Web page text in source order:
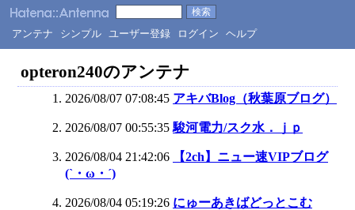
アンテナ シンプル ユーザー登録 ログイン ヘルプ
opteron240のアンテナ
2026/08/07 07:08:45 アキバBlog（秋葉原ブログ）
2026/08/07 00:55:35 駿河電力/スク水．ｊｐ
2026/08/04 21:42:06
【2ch】ニュー速VIPブログ
(`・ω・´)
2026/08/04 05:19:26 にゅーあきばどっとこむ